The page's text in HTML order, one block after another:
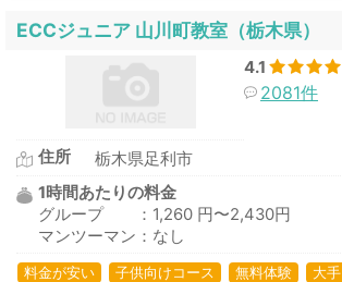
ECCジュニア 山川町教室（栃木県）
4.1
2081件
住所
栃木県足利市
1時間あたりの料金
グループ ：1,260 円〜2,430円
マンツーマン：なし
料金が安い 子供向けコース 無料体験 大手